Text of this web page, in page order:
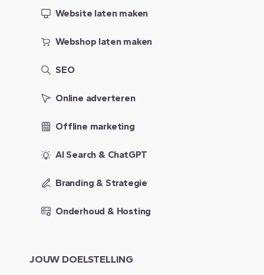
Website laten maken
Webshop laten maken
SEO
Online adverteren
Offline marketing
AI Search & ChatGPT
Branding & Strategie
Onderhoud & Hosting
JOUW DOELSTELLING